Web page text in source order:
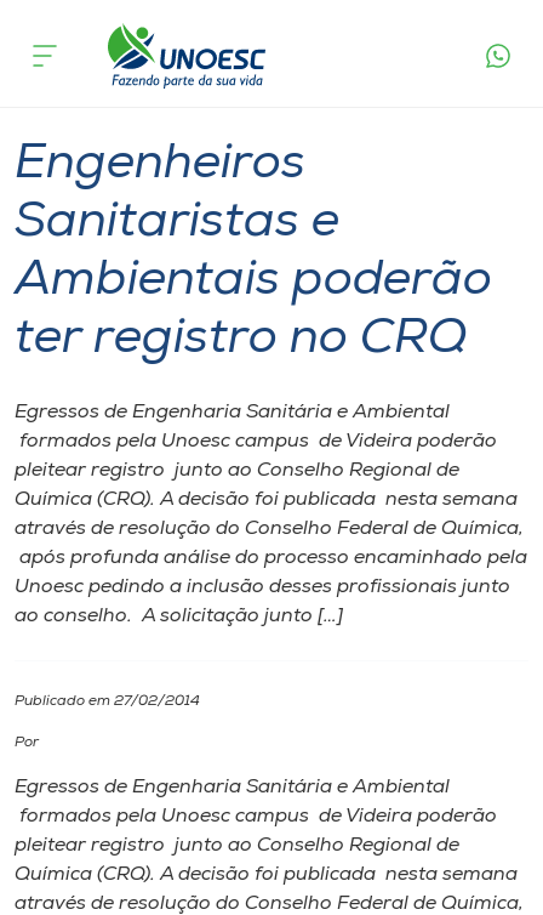
Cursos
Pesquisa
Atendimento ao Estudante
Portal de Ensino
A
Internacionalização
I.nova
Cultura
CPA
Biblioteca
acontece
Engenheiros
Sanitaristas e
Ambientais poderão
ter registro no CRQ
Egressos de Engenharia Sanitária e Ambiental
formados pela Unoesc campus de Videira poderão
pleitear registro junto ao Conselho Regional de
Química (CRQ). A decisão foi publicada nesta semana
através de resolução do Conselho Federal de Química,
após profunda análise do processo encaminhado pela
Unoesc pedindo a inclusão desses profissionais junto
ao conselho. A solicitação junto […]
Publicado em 27/02/2014
Por
Egressos de Engenharia Sanitária e Ambiental
formados pela Unoesc campus de Videira poderão
pleitear registro junto ao Conselho Regional de
Química (CRQ). A decisão foi publicada nesta semana
através de resolução do Conselho Federal de Química,